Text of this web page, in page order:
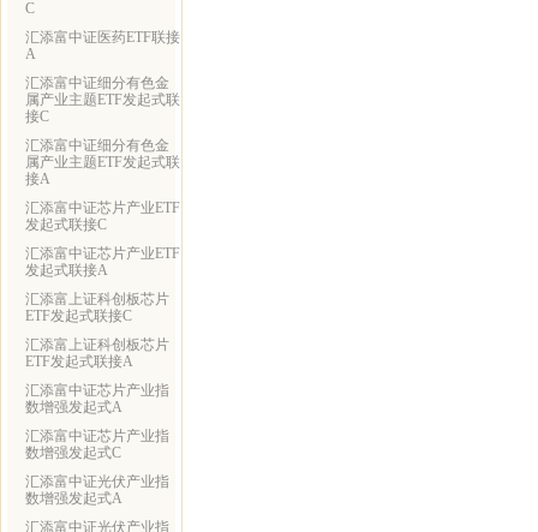
C
汇添富中证医药ETF联接
A
汇添富中证细分有色金
属产业主题ETF发起式联
接C
汇添富中证细分有色金
属产业主题ETF发起式联
接A
汇添富中证芯片产业ETF
发起式联接C
汇添富中证芯片产业ETF
发起式联接A
汇添富上证科创板芯片
ETF发起式联接C
汇添富上证科创板芯片
ETF发起式联接A
汇添富中证芯片产业指
数增强发起式A
汇添富中证芯片产业指
数增强发起式C
汇添富中证光伏产业指
数增强发起式A
汇添富中证光伏产业指